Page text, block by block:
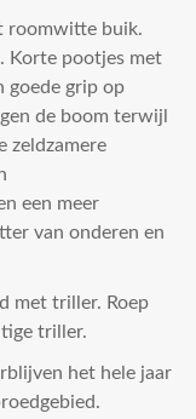
roomwitte buik.
Korte pootjes met
goede grip op
de boom terwijl
zeldzamere
een meer
van onderen en
met triller. Roep
triller.
het hele jaar